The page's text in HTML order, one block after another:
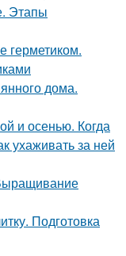
Этапы
герметиком.
дома.
и осенью. Когда
ухаживать за ней
Подготовка